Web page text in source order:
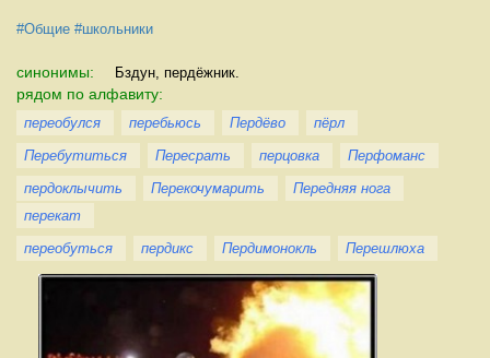
#Общие #школьники
синонимы: Бздун, пердёжник.
рядом по алфавиту:
переобулся перебьюсь Пердёво
пёрл
Перебутиться
Пересрать перцовка
Перфоманс
пердоклычить
Перекочумарить
Передняя нога
перекат
переобуться
пердикс Пердимонокль Перешлюха